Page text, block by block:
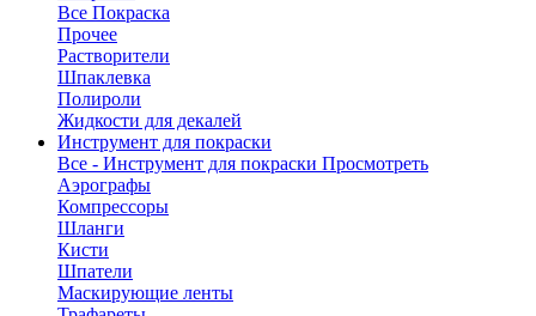
Все Покраска
Прочее
Растворители
Шпаклевка
Полироли
Жидкости для декалей
Инструмент для покраски
Все - Инструмент для покраски Просмотреть
Аэрографы
Компрессоры
Шланги
Кисти
Шпатели
Маскирующие ленты